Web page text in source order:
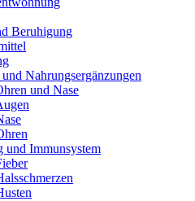
Beruhigung
Nahrungsergänzungen
und Nase
und Immunsystem